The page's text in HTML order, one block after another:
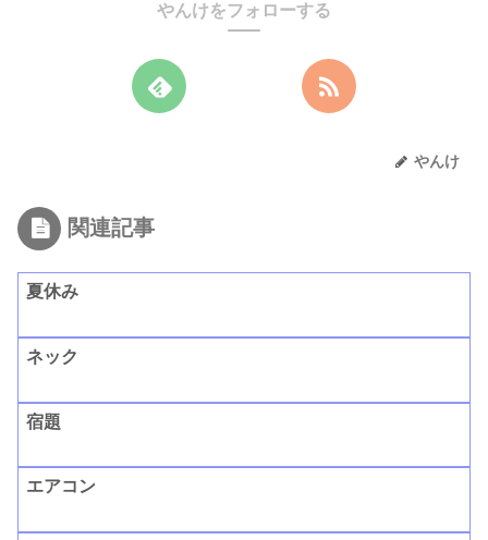
やんけをフォローする
やんけ
関連記事
夏休み
ネック
宿題
エアコン